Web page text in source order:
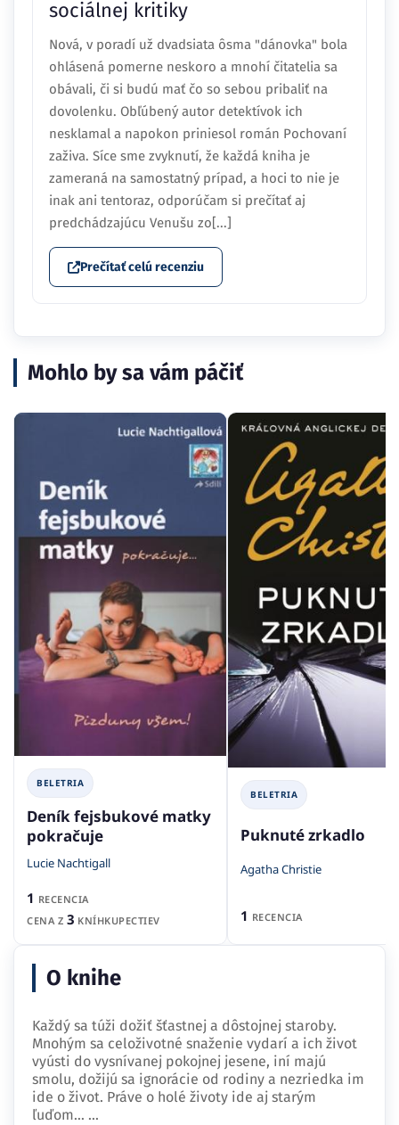
sociálnej kritiky
Nová, v poradí už dvadsiata ôsma "dánovka" bola
ohlásená pomerne neskoro a mnohí čitatelia sa
obávali, či si budú mať čo so sebou pribaliť na
dovolenku. Obľúbený autor detektívok ich
nesklamal a napokon priniesol román Pochovaní
zaživa. Síce sme zvyknutí, že každá kniha je
zameraná na samostatný prípad, a hoci to nie je
inak ani tentoraz, odporúčam si prečítať aj
predchádzajúcu Venušu zo[...]
Prečítať celú recenziu
Mohlo by sa vám páčiť
BELETRIA
Deník fejsbukové matky
pokračuje
Lucie Nachtigall
1 RECENCIA
CENA Z 3 KNÍHKUPECTIEV
BELETRIA
Puknuté zrkadlo
Agatha Christie
1 RECENCIA
O knihe
Každý sa túži dožiť šťastnej a dôstojnej staroby.
Mnohým sa celoživotné snaženie vydarí a ich život
vyústi do vysnívanej pokojnej jesene, iní majú
smolu, dožijú sa ignorácie od rodiny a nezriedka im
ide o život. Práve o holé životy ide aj starým
ľuďom… ...